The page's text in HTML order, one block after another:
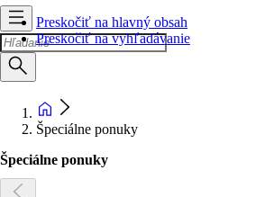
Preskočiť na hlavný obsah
Preskočiť na vyhľadávanie
Špeciálne ponuky
Špeciálne ponuky